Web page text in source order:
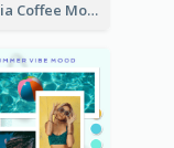
Nostalgia Coffee Mood Board